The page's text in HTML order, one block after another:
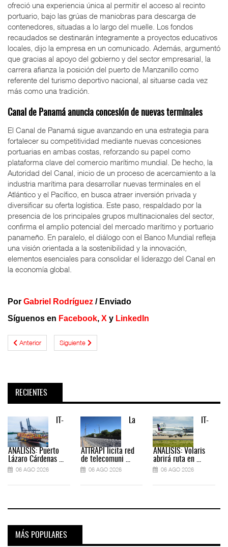
ofreció una experiencia única al permitir el acceso al recinto
portuario, bajo las grúas de maniobras para descarga de
contenedores, situadas a lo largo del muelle. Los fondos
recaudados se destinarán íntegramente a proyectos educativos
locales, dijo la empresa en un comunicado. Además, argumentó
que gracias al apoyo del gobierno y del sector empresarial, la
carrera afianza la posición del puerto de Manzanillo como
referente del turismo deportivo nacional, al situarse cada vez
más como una tradición.
Canal de Panamá anuncia concesión de nuevas terminales
El Canal de Panamá sigue avanzando en una estrategia para
fortalecer su competitividad mediante nuevas concesiones
portuarias en ambas costas, reforzando su papel como
plataforma clave del comercio marítimo mundial. De hecho, la
Autoridad del Canal, inicio de un proceso de acercamiento a la
industria marítima para desarrollar nuevas terminales en el
Atlántico y el Pacífico, en busca atraer inversión privada y
diversificar su oferta logística. Este paso, respaldado por la
presencia de los principales grupos multinacionales del sector,
confirma el amplio potencial del mercado marítimo y portuario
panameño. En paralelo, el diálogo con el Banco Mundial refleja
una visión orientada a la sostenibilidad y la innovación,
elementos esenciales para consolidar el liderazgo del Canal en
la economía global.
Por Gabriel Rodríguez / Enviado
Síguenos en Facebook, X y LinkedIn
Anterior Siguiente
RECIENTES
IT-
ANÁLISIS: Puerto
Lázaro Cárdenas ...
06 AGO 2026
La
ATTRAPI licita red
de telecomuni ...
06 AGO 2026
IT-
ANÁLISIS: Volaris
abrirá ruta en ...
06 AGO 2026
MÁS POPULARES